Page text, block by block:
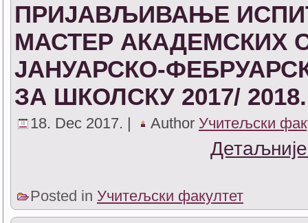
ПРИЈАВЉИВАЊЕ
МАСТЕР АКАДЕМСКИХ
ЈАНУАРСКО-
ЗА ШКОЛСКУ 2017/
18. Dec 2017. | Author Учитељски
Posted in Учитељски факултет